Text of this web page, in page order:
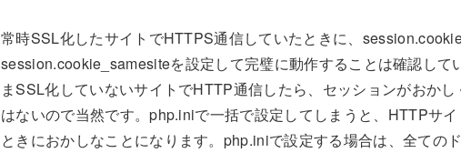
常時SSL化したサイトでHTTPS通信していたときに、
session.cookie_samesiteを設定して完璧に動作することは確認して
まSSL化していないサイトでHTTP通信したら、セッションがおか
はないので当然です。php.iniで一括で設定してしまうと、HTTPサ
ときにおかしなことになります。php.iniで設定する場合は、全ての